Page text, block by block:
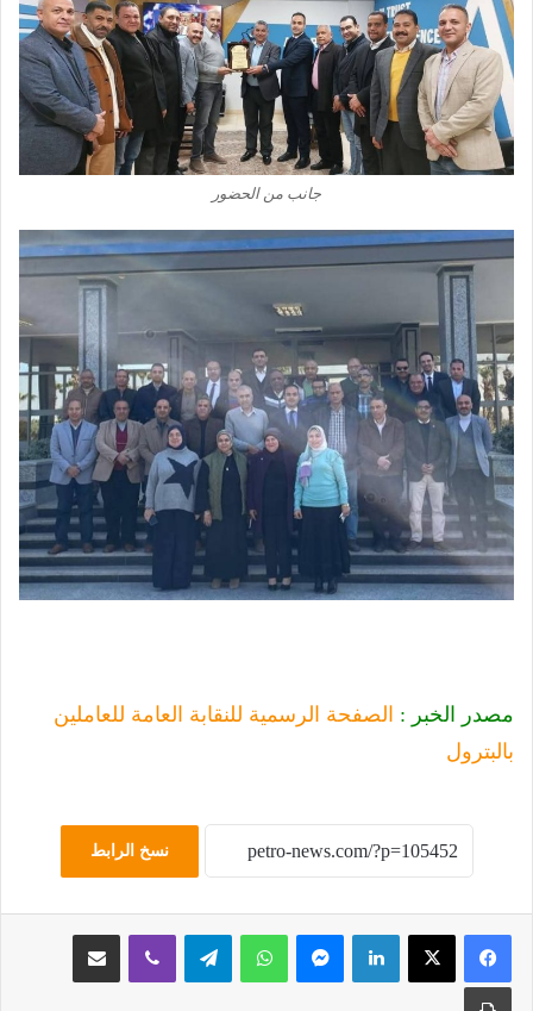
جانب من الحضور
مصدر الخبر : الصفحة الرسمية للنقابة العامة للعاملين
بالبترول
نسخ الرابط
لينكدإن ماسنجر واتساب تيلقرام ڤايبر مشاركة عبر البريد
طباعة